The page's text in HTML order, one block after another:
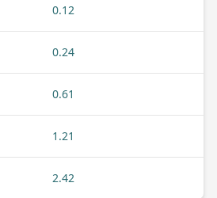
0.12
0.24
0.61
1.21
2.42